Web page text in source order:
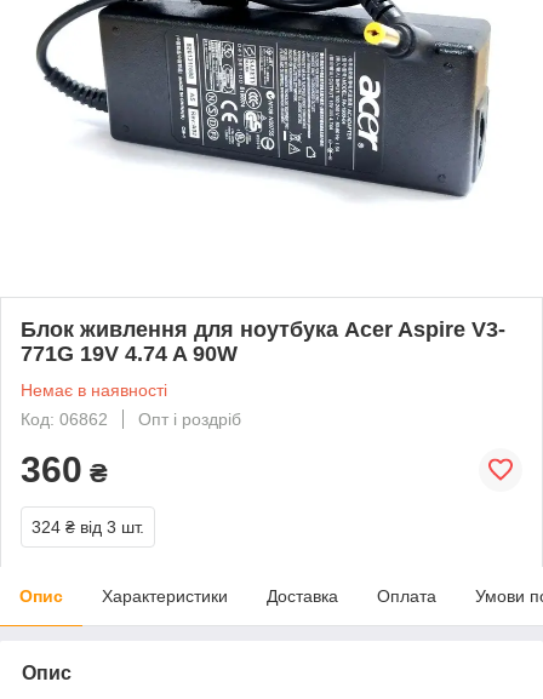
Блок живлення для ноутбука Acer Aspire V3-
771G 19V 4.74 A 90W
Немає в наявності
Код: 06862
Опт і роздріб
360 ₴
324 ₴ від 3 шт.
Опис Характеристики Доставка Оплата Умови
Опис